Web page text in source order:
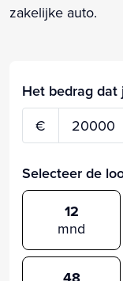
zakelijke auto.
Het bedrag dat
€
Selecteer de
12
mnd